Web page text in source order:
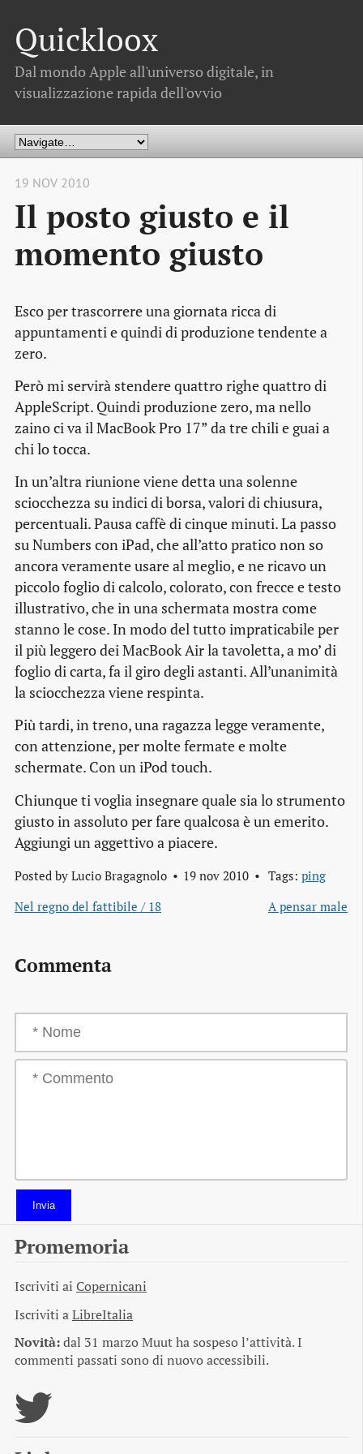
Quickloox
Dal mondo Apple all'universo digitale, in
visualizzazione rapida dell'ovvio
19 NOV 2010
Il posto giusto e il
momento giusto
Esco per trascorrere una giornata ricca di
appuntamenti e quindi di produzione tendente a
zero.
Però mi servirà stendere quattro righe quattro di
AppleScript. Quindi produzione zero, ma nello
zaino ci va il MacBook Pro 17” da tre chili e guai a
chi lo tocca.
In un’altra riunione viene detta una solenne
sciocchezza su indici di borsa, valori di chiusura,
percentuali. Pausa caffè di cinque minuti. La passo
su Numbers con iPad, che all’atto pratico non so
ancora veramente usare al meglio, e ne ricavo un
piccolo foglio di calcolo, colorato, con frecce e testo
illustrativo, che in una schermata mostra come
stanno le cose. In modo del tutto impraticabile per
il più leggero dei MacBook Air la tavoletta, a mo’ di
foglio di carta, fa il giro degli astanti. All’unanimità
la sciocchezza viene respinta.
Più tardi, in treno, una ragazza legge veramente,
con attenzione, per molte fermate e molte
schermate. Con un iPod touch.
Chiunque ti voglia insegnare quale sia lo strumento
giusto in assoluto per fare qualcosa è un emerito.
Aggiungi un aggettivo a piacere.
Posted by Lucio Bragagnolo 19 nov 2010 Tags: ping
Nel regno del fattibile / 18
A pensar male
Commenta
Invia
Promemoria
Iscriviti ai Copernicani
Iscriviti aLibreItalia
Novità:dal 31 marzo Muut ha sospeso l’attività. I
commenti passati sono di nuovo accessibili.